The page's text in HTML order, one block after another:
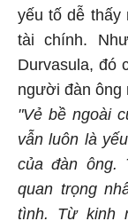
yếu tố dễ thấy
tài chính.
Durvasula, đó
người đàn ông
"Vẻ bề ngoài
vẫn luôn là
của đàn ông.
quan trọng
tình. Từ kinh